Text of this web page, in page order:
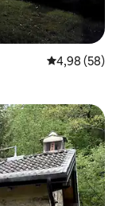
4,98 de uma
4,98 (58)